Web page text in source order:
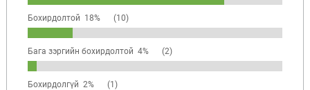
Бохирдолтой 18% (10)
Бага зэргийн бохирдолтой 4% (2)
Бохирдолгүй 2% (1)